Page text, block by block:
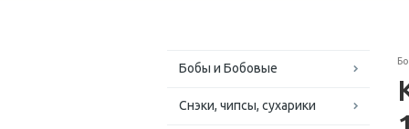
Бобы и Бобовые
Снэки, чипсы, сухарики